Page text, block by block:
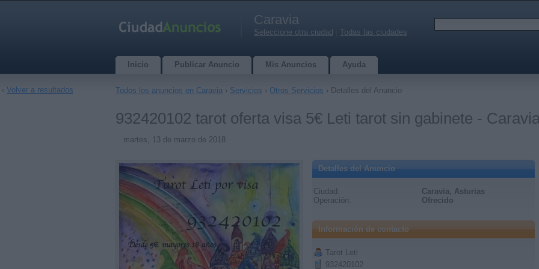
Caravia
Seleccione otra ciudad Todas las ciudades
Inicio Publicar Anuncio Mis Anuncios Ayuda
Todos los anuncios en Caravia › Servicios › Otros Servicios › Detalles del Anuncio
932420102 tarot oferta visa 5€ Leti tarot sin gabinete -
martes, 13 de marzo de 2018
Detalles del Anuncio
Ciudad:
Caravia, Asturias
Operación:
Ofrecido
Información de contacto
Tarot Leti
932420102
‹ Volver a resultados